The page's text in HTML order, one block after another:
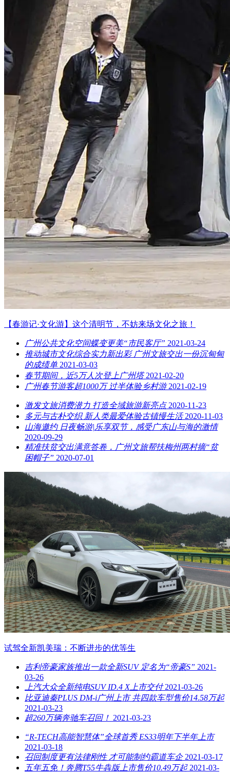
【春游记·文化游】这个清明节，不妨来场文化之旅！
广州公共文化空间蝶变更美“市民客厅” 2021-03-24
推动城市文化综合实力新出彩 广州文旅交出一份沉甸甸
的成绩单 2021-03-03
春节期间，近5万人次登上广州塔 2021-02-20
广州春节游客超1000万 过半体验乡村游 2021-02-19
激发文旅消费潜力 打造全域旅游新亮点 2020-11-23
多元与古朴交织 新人类最爱体验古镇慢生活 2020-11-03
山海邀约 日夜畅游|乐享双节，感受广东山与海的激情
2020-09-29
精准扶贫交出满意答卷，广州文旅帮扶梅州两村摘“贫
困帽子” 2020-07-01
试驾全新凯美瑞：不断进步的优等生
吉利帝豪家族推出一款全新SUV 定名为“帝豪S” 2021-
03-26
上汽大众全新纯电SUV ID.4 X上市交付 2021-03-26
比亚迪秦PLUS DM-i广州上市 共四款车型售价14.58万起
2021-03-23
超260万辆奔驰车召回！ 2021-03-23
“R-TECH高能智慧体”全球首秀 ES33明年下半年上市
2021-03-18
召回制度更有法律刚性 才可能制约霸道车企 2021-03-17
五年五免！奔腾T55牛犇版上市售价10.49万起 2021-03-